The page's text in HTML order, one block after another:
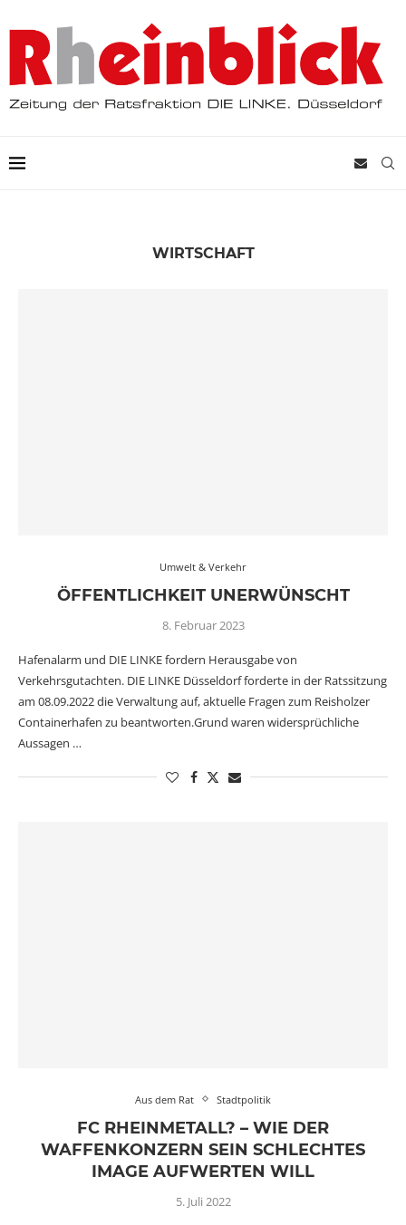
WIRTSCHAFT
Umwelt & Verkehr
ÖFFENTLICHKEIT UNERWÜNSCHT
8. Februar 2023
Hafenalarm und DIE LINKE fordern Herausgabe von
Verkehrsgutachten. DIE LINKE Düsseldorf forderte in der Ratssitzung
am 08.09.2022 die Verwaltung auf, aktuelle Fragen zum Reisholzer
Containerhafen zu beantworten.Grund waren widersprüchliche
Aussagen …
Aus dem Rat Stadtpolitik
FC RHEINMETALL? – WIE DER
WAFFENKONZERN SEIN SCHLECHTES
IMAGE AUFWERTEN WILL
5. Juli 2022